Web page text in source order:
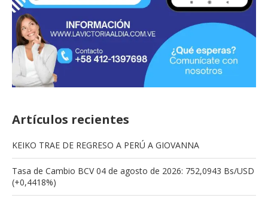
Artículos recientes
KEIKO TRAE DE REGRESO A PERÚ A GIOVANNA
Tasa de Cambio BCV 04 de agosto de 2026: 752,0943 Bs/USD
(+0,4418%)